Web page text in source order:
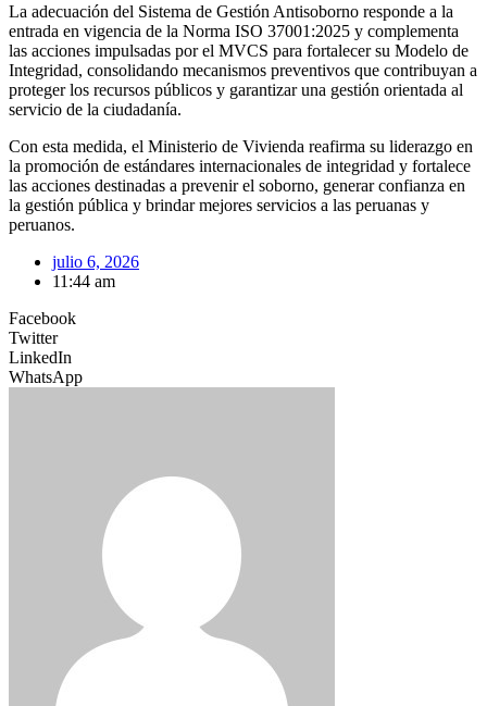
La adecuación del Sistema de Gestión Antisoborno responde a la
entrada en vigencia de la Norma ISO 37001:2025 y complementa
las acciones impulsadas por el MVCS para fortalecer su Modelo de
Integridad, consolidando mecanismos preventivos que contribuyan a
proteger los recursos públicos y garantizar una gestión orientada al
servicio de la ciudadanía.
Con esta medida, el Ministerio de Vivienda reafirma su liderazgo en
la promoción de estándares internacionales de integridad y fortalece
las acciones destinadas a prevenir el soborno, generar confianza en
la gestión pública y brindar mejores servicios a las peruanas y
peruanos.
julio 6, 2026
11:44 am
Facebook
Twitter
LinkedIn
WhatsApp